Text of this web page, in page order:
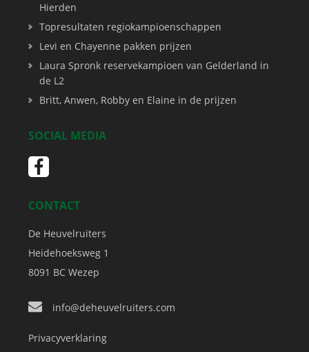
Hierden
Topresultaten regiokampioenschappen
Levi en Chayenne pakken prijzen
Laura Spronk reservekampioen van Gelderland in
de L2
Britt, Anwen, Robby en Elaine in de prijzen
SOCIAL MEDIA
CONTACT
De Heuvelruiters
Heidehoeksweg 1
8091 BC Wezep
info@deheuvelruiters.com
Privacyverklaring